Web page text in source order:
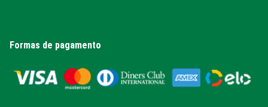
Formas de pagamento